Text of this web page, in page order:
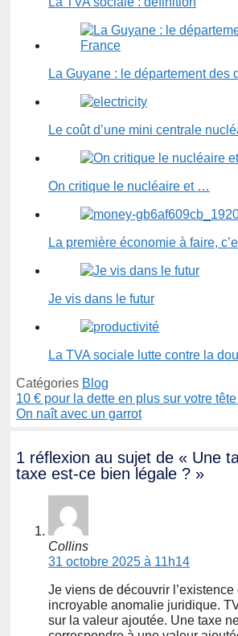
La Guyane : le département des
Le coût d’une mini centrale
On critique le nucléaire et …
La première économie à faire,
Je vis dans le futur
La TVA sociale lutte contre la
Catégories Blog
10 € pour la dette en plus sur votre
On naît avec un garrot
1 réflexion au sujet de « Une
taxe est-ce bien légale ? »
Collins
31 octobre 2025 à 11h14
Je viens de découvrir l’existence
incroyable anomalie juridique.
sur la valeur ajoutée. Une taxe